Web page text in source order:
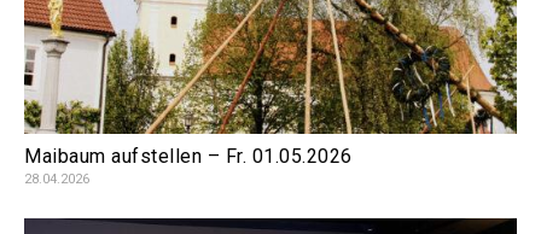
Maibaum aufstellen – Fr. 01.05.2026
28.04.2026